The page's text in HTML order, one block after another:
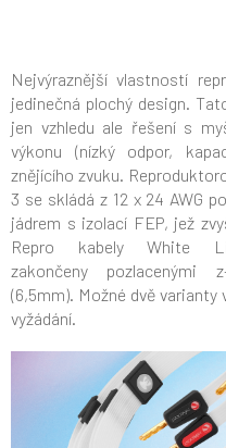
Nejvýraznější vlastností
jedinečná plochý design.
jen vzhledu ale řešení s
výkonu (nízký odpor,
znějícího zvuku.
3 se skládá z 12 x 24 AWG
jádrem s izolací FEP, jež
Repro kabely White
zakončeny pozlacenými
(6,5mm). Možné dvě
vyžádání.